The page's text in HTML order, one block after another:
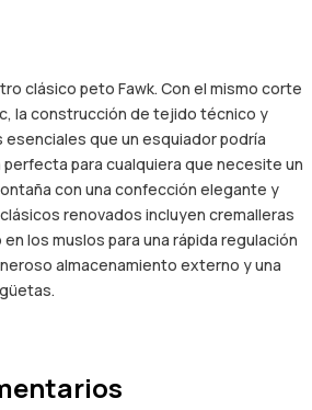
clásico peto Fawk. Con el mismo corte
la construcción de tejido técnico y
que un esquiador podría
para cualquiera que necesite un
con una confección elegante y
renovados incluyen cremalleras
los muslos para una rápida regulación
almacenamiento externo y una